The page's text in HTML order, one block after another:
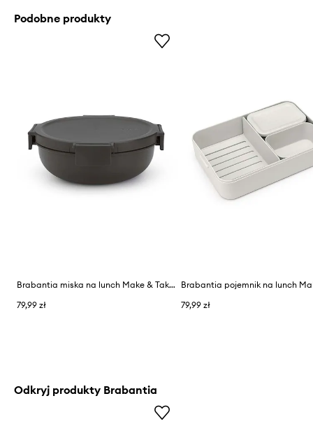
Podobne produkty
Brabantia miska na lunch Make & Take, 1,3 L
79,99 zł
79,99 zł
Odkryj produkty Brabantia